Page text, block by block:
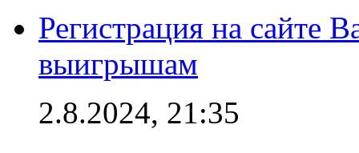
Регистрация на сайте
выигрышам
2.8.2024, 21:35